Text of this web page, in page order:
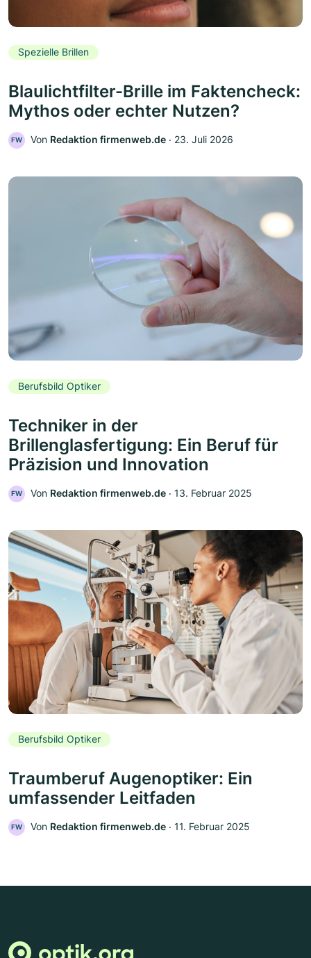
Spezielle Brillen
Blaulichtfilter-Brille im Faktencheck:
Mythos oder echter Nutzen?
FW Von Redaktion firmenweb.de ‧ 23. Juli 2026
Berufsbild Optiker
Techniker in der
Brillenglasfertigung: Ein Beruf für
Präzision und Innovation
FW Von Redaktion firmenweb.de ‧ 13. Februar 2025
Berufsbild Optiker
Traumberuf Augenoptiker: Ein
umfassender Leitfaden
FW Von Redaktion firmenweb.de ‧ 11. Februar 2025